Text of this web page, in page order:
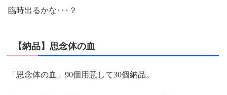
臨時出るかな･･･？
【納品】思念体の血
「思念体の血」90個用意して30個納品。